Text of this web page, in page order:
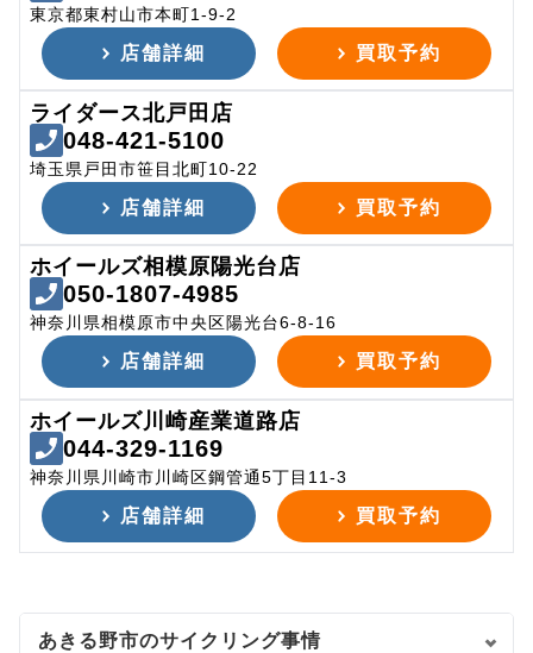
東京都東村山市本町1-9-2
店舗詳細 買取予約
ライダース北戸田店
048-421-5100
埼玉県戸田市笹目北町10-22
店舗詳細 買取予約
ホイールズ相模原陽光台店
050-1807-4985
神奈川県相模原市中央区陽光台6-8-16
店舗詳細 買取予約
ホイールズ川崎産業道路店
044-329-1169
神奈川県川崎市川崎区鋼管通5丁目11-3
店舗詳細 買取予約
あきる野市のサイクリング事情